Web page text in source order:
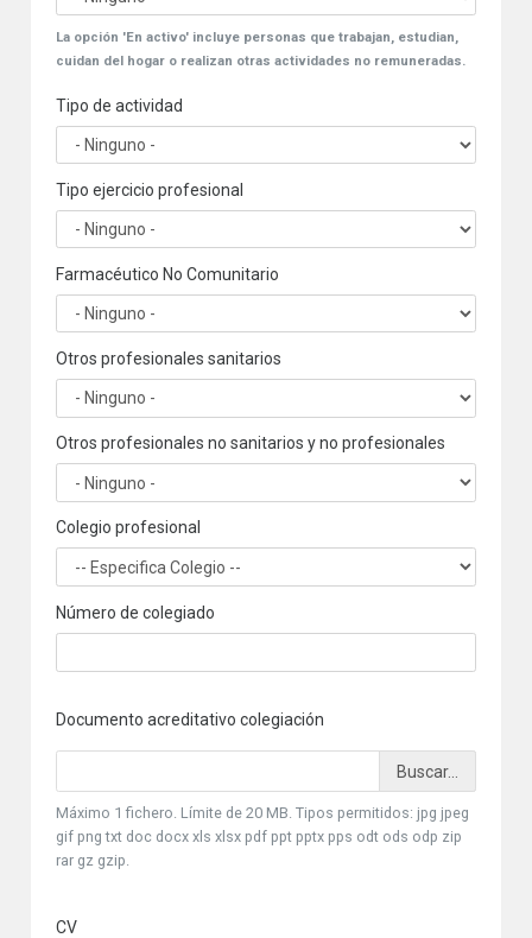
La opción 'En activo' incluye personas que trabajan, estudian,
cuidan del hogar o realizan otras actividades no remuneradas.
Tipo de actividad
Tipo ejercicio profesional
Farmacéutico No Comunitario
Otros profesionales sanitarios
Otros profesionales no sanitarios y no profesionales
Colegio profesional
Número de colegiado
Documento acreditativo colegiación
Máximo 1 fichero. Límite de 20 MB. Tipos permitidos: jpg jpeg
gif png txt doc docx xls xlsx pdf ppt pptx pps odt ods odp zip
rar gz gzip.
CV